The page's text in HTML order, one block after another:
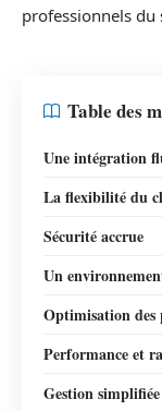
professionnels du
Table des
Une intégration
La flexibilité du
Sécurité accrue
Un
Optimisation des
Performance et
Gestion simplifiée